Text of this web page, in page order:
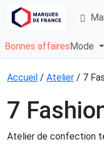
Bonnes affaires Mode
Accueil / Atelier / 7
7
Atelier de confection